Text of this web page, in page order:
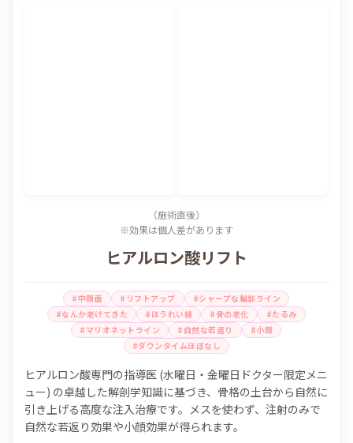
（施術直後）
※効果は個人差があります
ヒアルロン酸リフト
#中顔面 #リフトアップ
#シャープな輪郭ライン
#なんか老けてきた
#ほうれい線 #骨の老化
#たるみ
#マリオネットライン
#自然な若返り
#小顔
#ダウンタイムほぼなし
ヒアルロン酸専門の指導医 (水曜日・金曜日ドクター限定メニ
ュー) の卓越した解剖学知識に基づき、骨格の土台から自然に
引き上げる高度な注入治療です。メスを使わず、注射のみで
自然な若返り効果や小顔効果が得られます。